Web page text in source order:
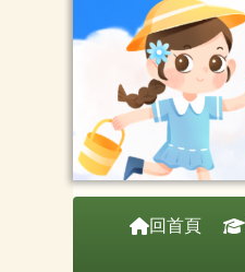
導覽列回首頁